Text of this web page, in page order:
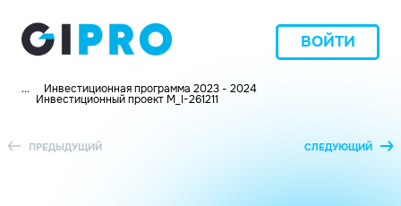
ВОЙТИ
... Инвестиционная программа 2023 - 2024
Инвестиционный проект M_I-261211
ПРЕДЫДУЩИЙ СЛЕДУЮЩИЙ